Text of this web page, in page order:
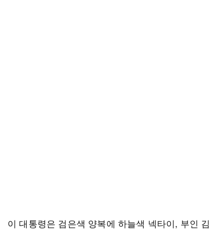
이 대통령은 검은색 양복에 하늘색 넥타이, 부인 김